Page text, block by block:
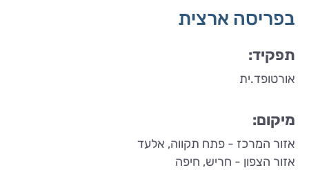
בפריסה ארצית
תפקיד:
אורטופד.ית
מיקום:
אזור המרכז - פתח תקווה, אלעד
אזור הצפון - חריש, חיפה